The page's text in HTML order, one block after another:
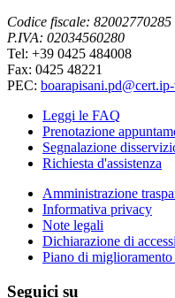
Codice fiscale: 82002770285
P.IVA: 02034560280
Tel: +39 0425 484008
Fax: 0425 48221
PEC:
Leggi le FAQ
Prenotazione
Segnalazione
Richiesta d'assistenza
Amministrazione
Informativa privacy
Note legali
Dichiarazione di
Piano di
Seguici su